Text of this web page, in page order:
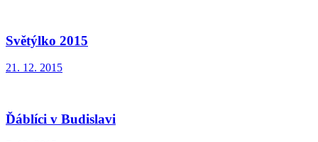
Světýlko 2015
21. 12. 2015
Ďáblíci v Budislavi